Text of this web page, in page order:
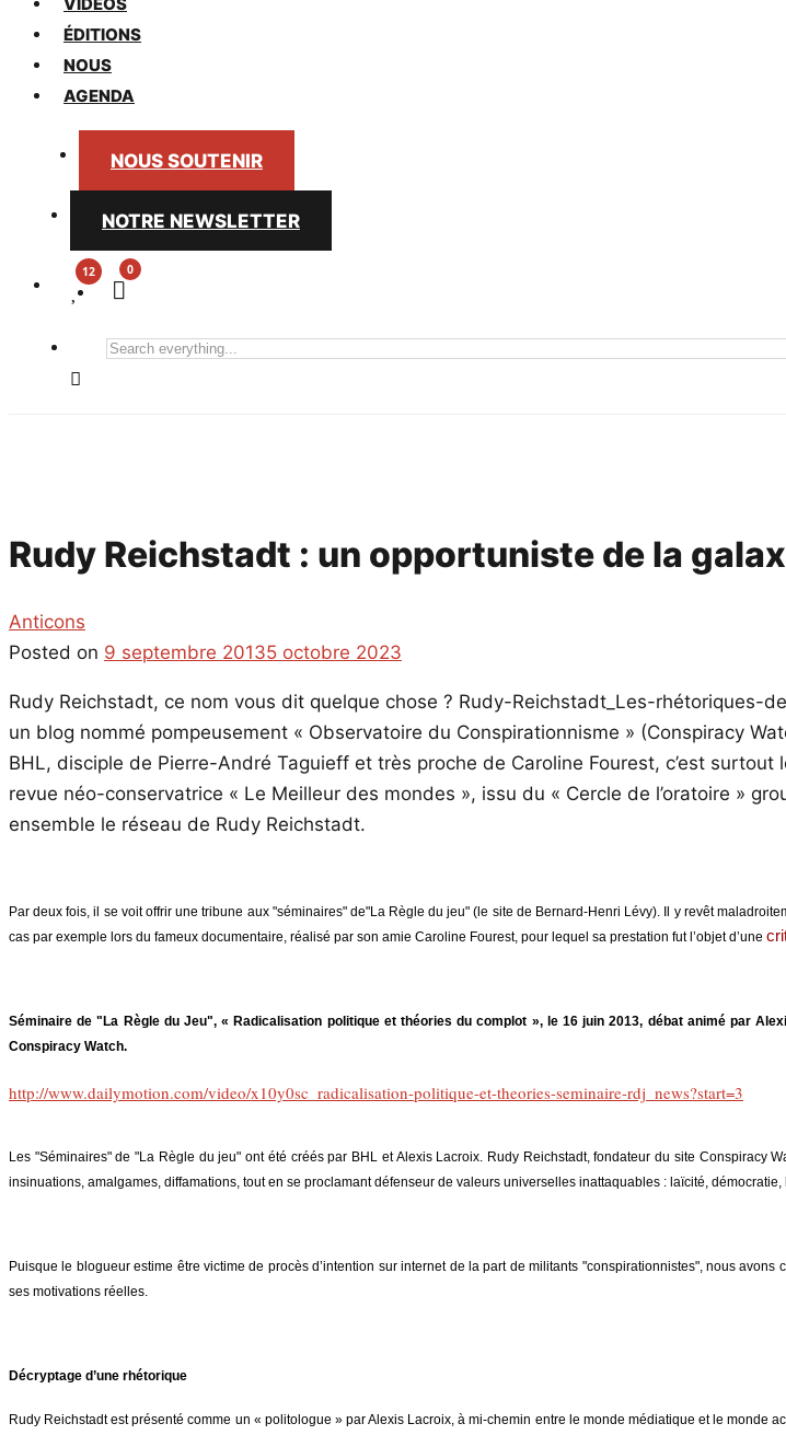
ÉDITIONS
NOUS
AGENDA
NOUS SOUTENIR
NOTRE NEWSLETTER
0
Search
Rudy Reichstadt : un opportuniste de la
Anticons
Posted on 9 septembre 20135 octobre 2023
Rudy Reichstadt, ce nom vous dit quelque chose ? Rudy-Reichstadt_Les-
un blog nommé pompeusement « Observatoire du Conspirationnisme » (Conspiracy
BHL, disciple de Pierre-André Taguieff et très proche de Caroline Fourest, c’est
revue néo-conservatrice « Le Meilleur des mondes », issu du « Cercle de l’oratoire »
ensemble le réseau de Rudy Reichstadt.
Par deux fois, il se voit offrir une tribune aux "séminaires" de"La Règle du jeu" (le site de Bernard-Henri Lévy). Il y revêt
cas par exemple lors du fameux documentaire, réalisé par son amie Caroline Fourest, pour lequel sa prestation fut l’objet d’une
Séminaire de "La Règle du Jeu", « Radicalisation politique et théories du complot », le 16 juin 2013, débat animé par
Conspiracy Watch.
http://www.dailymotion.com/video/x10y0sc_radicalisation-politique-et-theories-seminaire-rdj_news?start=3
Les "Séminaires" de "La Règle du jeu" ont été créés par BHL et Alexis Lacroix. Rudy Reichstadt, fondateur du site
insinuations, amalgames, diffamations, tout en se proclamant défenseur de valeurs universelles inattaquables : laïcité, démocratie,
Puisque le blogueur estime être victime de procès d’intention sur internet de la part de militants "conspirationnistes", nous
ses motivations réelles.
Décryptage d’une rhétorique
Rudy Reichstadt est présenté comme un « politologue » par Alexis Lacroix, à mi-chemin entre le monde médiatique et le